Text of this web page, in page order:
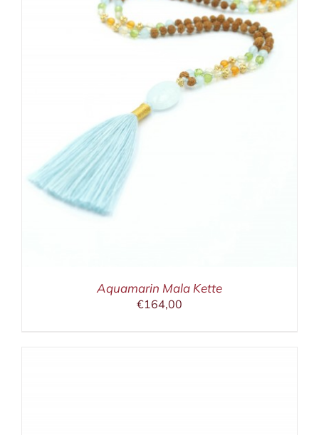
Aquamarin Mala Kette
€164,00